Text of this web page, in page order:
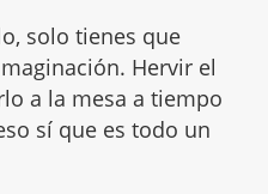
solo tienes que
Hervir el
a la mesa a tiempo
sí que es todo un